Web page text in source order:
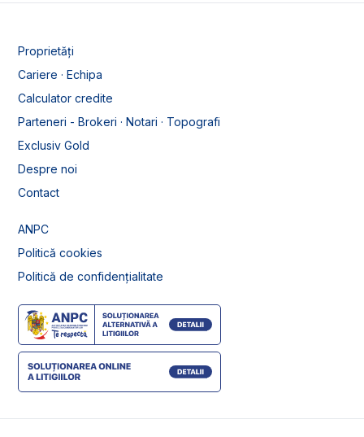
Proprietăți
Cariere · Echipa
Calculator credite
Parteneri - Brokeri · Notari · Topografi
Exclusiv Gold
Despre noi
Contact
ANPC
Politică cookies
Politică de confidențialitate